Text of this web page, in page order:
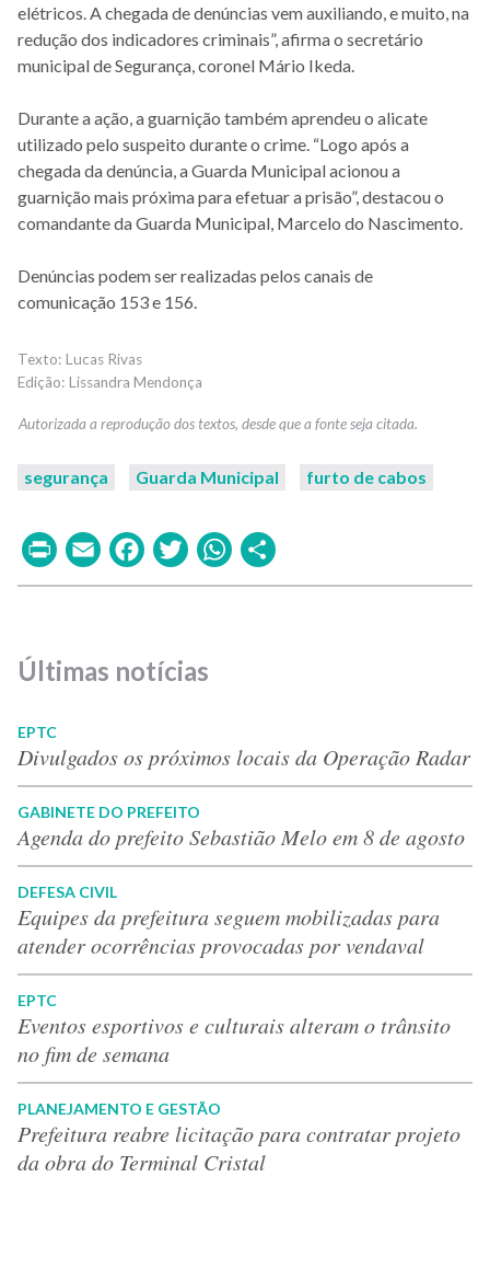
elétricos. A chegada de denúncias vem auxiliando, e muito, na
redução dos indicadores criminais”, afirma o secretário
municipal de Segurança, coronel Mário Ikeda.
Durante a ação, a guarnição também aprendeu o alicate
utilizado pelo suspeito durante o crime. “Logo após a
chegada da denúncia, a Guarda Municipal acionou a
guarnição mais próxima para efetuar a prisão”, destacou o
comandante da Guarda Municipal, Marcelo do Nascimento.
Denúncias podem ser realizadas pelos canais de
comunicação 153 e 156.
Lucas Rivas
Lissandra Mendonça
segurança Guarda Municipal furto de cabos
PrintEmailFacebook
TwitterWhatsApp
Últimas notícias
EPTC
Divulgados os próximos locais da Operação Radar
GABINETE DO PREFEITO
Agenda do prefeito Sebastião Melo em 8 de agosto
DEFESA CIVIL
Equipes da prefeitura seguem mobilizadas para
atender ocorrências provocadas por vendaval
EPTC
Eventos esportivos e culturais alteram o trânsito
no fim de semana
PLANEJAMENTO E GESTÃO
Prefeitura reabre licitação para contratar projeto
da obra do Terminal Cristal